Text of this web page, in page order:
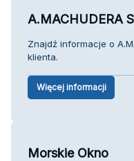
A.MACHUDERA
Znajdź informacje o
klienta.
Więcej informacji
Morskie Okno